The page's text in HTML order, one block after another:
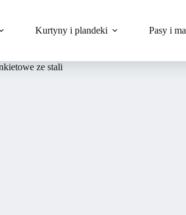
Kurtyny i plandeki Pasy i
ze stali